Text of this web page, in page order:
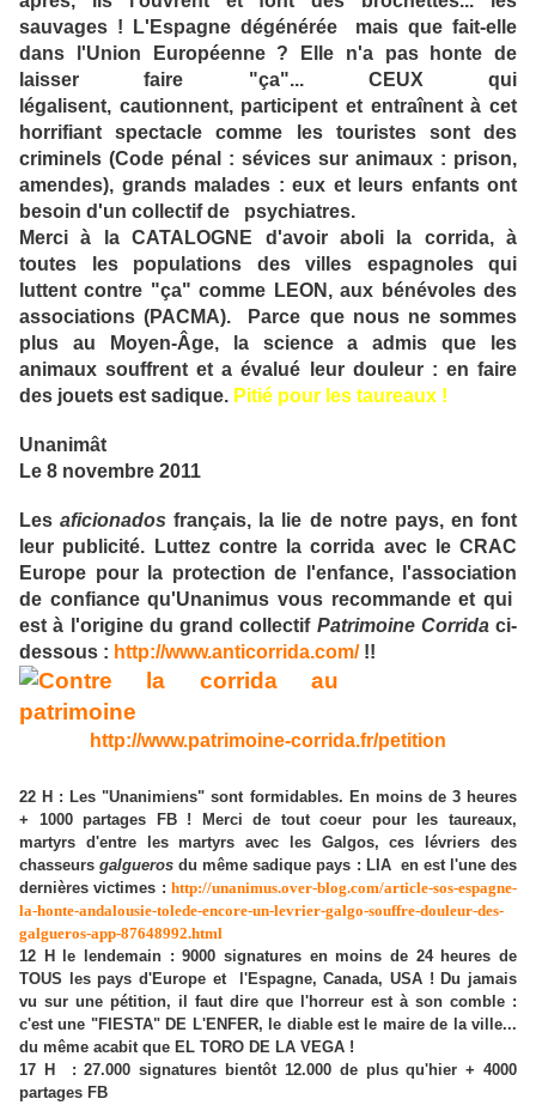
sauvages ! L'Espagne dégénérée mais que fait-elle
dans l'Union Européenne ? Elle n'a pas honte de
laisser faire "ça"... CEUX qui
légalisent, cautionnent, participent et entraînent à cet
horrifiant spectacle comme les touristes sont des
criminels (Code pénal : sévices sur animaux : prison,
amendes), grands malades : eux et leurs enfants ont
besoin d'un collectif de psychiatres.
Merci à la CATALOGNE d'avoir aboli la corrida, à
toutes les populations des villes espagnoles qui
luttent contre "ça" comme LEON, aux bénévoles des
associations (PACMA). Parce que nous ne sommes
plus au Moyen-Âge, la science a admis que les
animaux souffrent et a évalué leur douleur : en faire
des jouets est sadique. Pitié pour les taureaux !
Unanimât
Le 8 novembre 2011
Lesaficionados français, la lie de notre pays, en font
leur publicité. Luttez contre la corrida avec le CRAC
Europe pour la protection de l'enfance, l'association
de confiance qu'Unanimus vous recommande et qui
est à l'origine du grand collectif Patrimoine Corridaci-
dessous : http://www.anticorrida.com/!!
http://www.patrimoine-corrida.fr/petition
22 H : Les "Unanimiens" sont formidables. En moins de 3 heures
+ 1000 partages FB ! Merci de tout coeur pour les taureaux,
martyrs d'entre les martyrs avec les Galgos, ces lévriers des
chasseursgalgueros du même sadique pays : LIA en est l'une des
dernières victimes : http://unanimus.over-blog.com/article-sos-espagne-
la-honte-andalousie-tolede-encore-un-levrier-galgo-souffre-douleur-des-
galgueros-app-87648992.html
12 H le lendemain : 9000 signatures en moins de 24 heures de
TOUS les pays d'Europe et l'Espagne, Canada, USA ! Du jamais
vu sur une pétition, il faut dire que l'horreur est à son comble :
c'est une "FIESTA" DE L'ENFER, le diable est le maire de la ville...
du même acabit que EL TORO DE LA VEGA !
17 H : 27.000 signatures bientôt 12.000 de plus qu'hier + 4000
partages FB